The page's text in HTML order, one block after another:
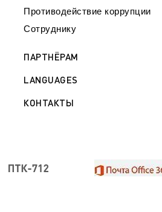
Противодействие коррупции
Сотруднику
ПАРТНЁРАМ
LANGUAGES
КОНТАКТЫ